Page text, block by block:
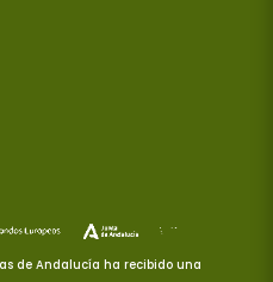
de Andalucía ha recibido una